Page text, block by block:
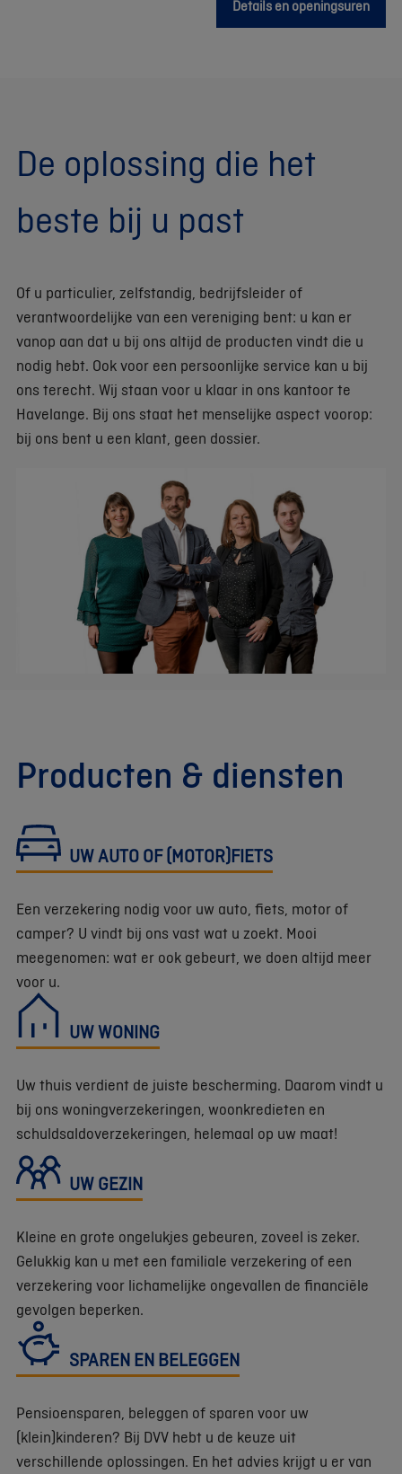
Details en openingsuren
De oplossing die het
beste bij u past
Of u particulier, zelfstandig, bedrijfsleider of
verantwoordelijke van een vereniging bent: u kan er
vanop aan dat u bij ons altijd de producten vindt die u
nodig hebt. Ook voor een persoonlijke service kan u bij
ons terecht. Wij staan voor u klaar in ons kantoor te
Havelange. Bij ons staat het menselijke aspect voorop:
bij ons bent u een klant, geen dossier.
Producten & diensten
UW AUTO OF (MOTOR)FIETS
Een verzekering nodig voor uw auto, fiets, motor of
camper? U vindt bij ons vast wat u zoekt. Mooi
meegenomen: wat er ook gebeurt, we doen altijd meer
voor u.
UW WONING
Uw thuis verdient de juiste bescherming. Daarom vindt u
bij ons woningverzekeringen, woonkredieten en
schuldsaldoverzekeringen, helemaal op uw maat!
UW GEZIN
Kleine en grote ongelukjes gebeuren, zoveel is zeker.
Gelukkig kan u met een familiale verzekering of een
verzekering voor lichamelijke ongevallen de financiële
gevolgen beperken.
SPAREN EN BELEGGEN
Pensioensparen, beleggen of sparen voor uw
(klein)kinderen? Bij DVV hebt u de keuze uit
verschillende oplossingen. En het advies krijgt u er van